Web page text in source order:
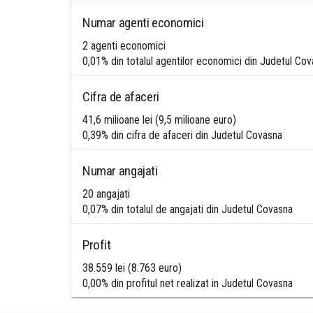
Numar agenti economici
2 agenti economici
0,01% din totalul agentilor economici din Judetul
Cifra de afaceri
41,6 milioane lei (9,5 milioane euro)
0,39% din cifra de afaceri din Judetul Covasna
Numar angajati
20 angajati
0,07% din totalul de angajati din Judetul Covasna
Profit
38.559 lei (8.763 euro)
0,00% din profitul net realizat in Judetul Covasna